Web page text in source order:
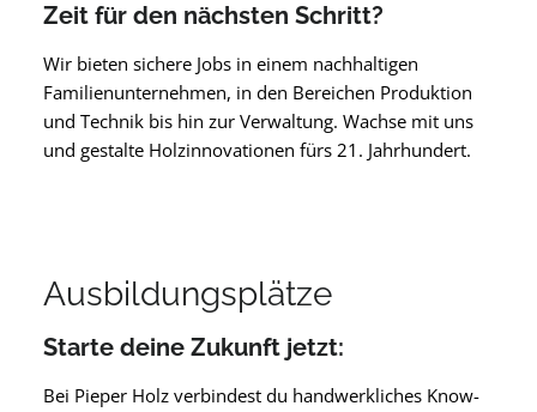
Zeit für den nächsten Schritt?
Wir bieten sichere Jobs in einem nachhaltigen
Familienunternehmen, in den Bereichen Produktion
und Technik bis hin zur Verwaltung. Wachse mit uns
und gestalte Holzinnovationen fürs 21. Jahrhundert.
Ausbildungsplätze
Starte deine Zukunft jetzt:
Bei Pieper Holz verbindest du handwerkliches Know-